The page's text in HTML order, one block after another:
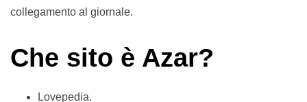
collegamento al giornale.
Che sito è Azar?
Lovepedia.